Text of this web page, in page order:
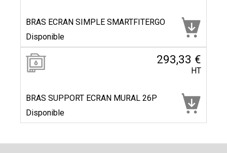
BRAS ECRAN SIMPLE SMARTFITERGO
Disponible
293,33 €
HT
BRAS SUPPORT ECRAN MURAL 26P
Disponible